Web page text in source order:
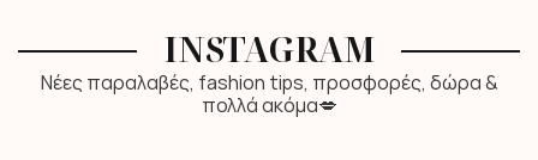
INSTAGRAM
Νέες παραλαβές, fashion tips, προσφορές, δώρα &
πολλά ακόμα💋